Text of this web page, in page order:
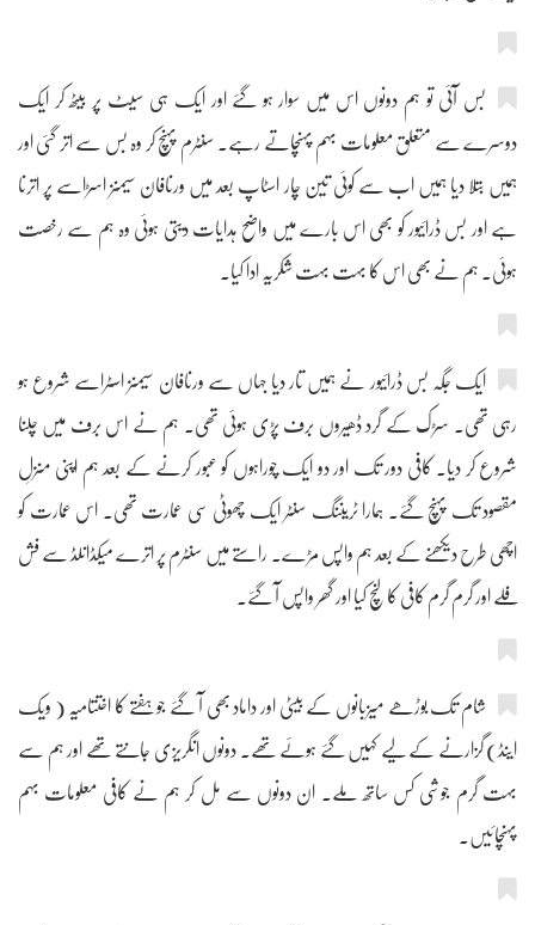
بس آئی تو ہم دونوں اس میں سوار ہو گئے اور ایک ہی سیٹ پر بیٹھ کر ایک
دوسرے سے متعلق معلومات بہم پہنچاتے رہے۔ سنٹرم پہنچ کر وہ بس سے اتر گئی اور
ہمیں بتلا دیا ہمیں اب سے کوئی تین چار اسٹاپ بعد میں ورنافان سیمنز اسڑاسے پر اترنا
ہے اور بس ڈرائیور کو بھی اس بارے میں واضح ہدایات دیتی ہوئی وہ ہم سے رخصت
ہوئی۔ ہم نے بھی اس کا بہت بہت شکریہ ادا کیا۔
ایک جگہ بس ڈرائیور نے ہمیں تار دیا جہاں سے ورنافان سیمنز اسٹراسے شروع ہو
رہی تھی۔ سڑک کے گرد ڈھیروں برف پڑی ہوئی تھی۔ ہم نے اس برف میں چلنا
شروع کر دیا۔ کافی دور تک اور دو ایک چوراہوں کو عبور کرنے کے بعد ہم اپنی منزلِ
مقصود تک پہنچ گئے۔ ہمارا ٹریننگ سنٹر ایک چھوٹی سی عمارت تھی۔ اس عمارت کو
اچھی طرح دیکھنے کے بعد ہم واپس مڑے۔ راستے میں سنٹرم پر اترے میکڈانلڈ سے فش
فلے اور گرم گرم کافی کا لنچ کیا اور گھر واپس آ گئے۔
شام تک بوڑھے میزبانوں کے بیٹی اور داماد بھی آ گئے جو ہفتے کا اختتامیہ ( ویک
اینڈ) گزارنے کے لیے کہیں گئے ہوئے تھے۔ دونوں انگریزی جانتے تھے اور ہم سے
بہت گرم جوشی کس ساتھ ملے۔ ان دونوں سے مل کر ہم نے کافی معلومات بہم
پہنچائیں۔